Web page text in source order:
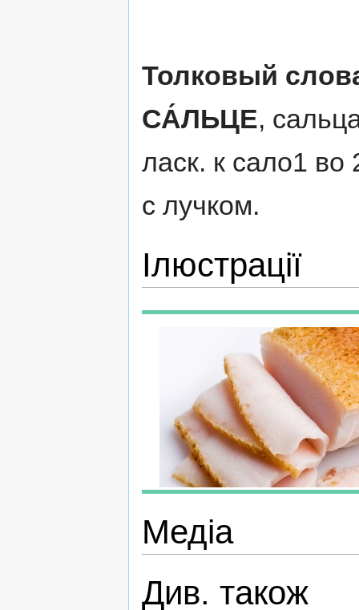
Толковый
СА́ЛЬЦЕ,
ласк. к сало1
с лучком.
Ілюстрації
Медіа
Див. також